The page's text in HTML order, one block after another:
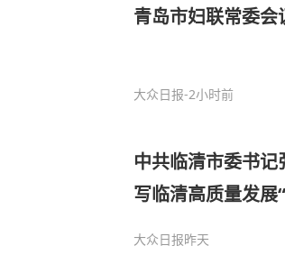
青岛市妇联常委
大众日报-2小时前
中共临清市委书
写临清高质量发展
大众日报昨天